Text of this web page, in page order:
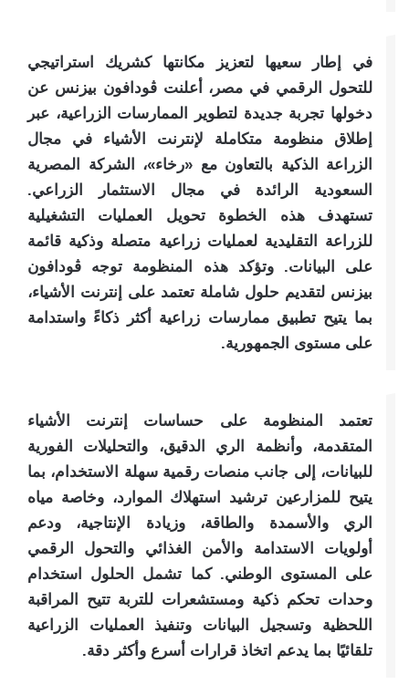
في إطار سعيها لتعزيز مكانتها كشريك استراتيجي
للتحول الرقمي في مصر، أعلنت ڤودافون بيزنس عن
دخولها تجربة جديدة لتطوير الممارسات الزراعية، عبر
إطلاق منظومة متكاملة لإنترنت الأشياء في مجال
الزراعة الذكية بالتعاون مع «رخاء»، الشركة المصرية
السعودية الرائدة في مجال الاستثمار الزراعي.
تستهدف هذه الخطوة تحويل العمليات التشغيلية
للزراعة التقليدية لعمليات زراعية متصلة وذكية قائمة
على البيانات. وتؤكد هذه المنظومة توجه ڤودافون
بيزنس لتقديم حلول شاملة تعتمد على إنترنت الأشياء،
بما يتيح تطبيق ممارسات زراعية أكثر ذكاءً واستدامة
على مستوى الجمهورية.​
تعتمد المنظومة على حساسات إنترنت الأشياء
المتقدمة، وأنظمة الري الدقيق، والتحليلات الفورية
للبيانات، إلى جانب منصات رقمية سهلة الاستخدام، بما
يتيح للمزارعين ترشيد استهلاك الموارد، وخاصة مياه
الري والأسمدة والطاقة، وزيادة الإنتاجية، ودعم
أولويات الاستدامة والأمن الغذائي والتحول الرقمي
على المستوى الوطني. كما تشمل الحلول استخدام
وحدات تحكم ذكية ومستشعرات للتربة تتيح المراقبة
اللحظية وتسجيل البيانات وتنفيذ العمليات الزراعية
تلقائيًا بما يدعم اتخاذ قرارات أسرع وأكثر دقة.​